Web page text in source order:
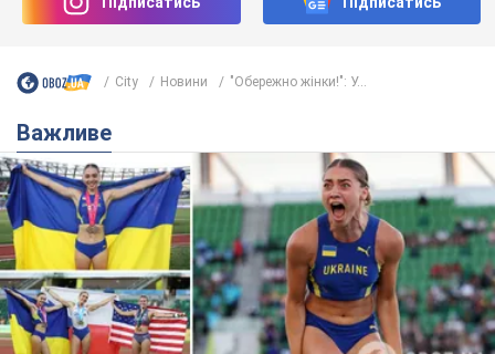
City Новини "Обережно жінки!": У...
Важливе